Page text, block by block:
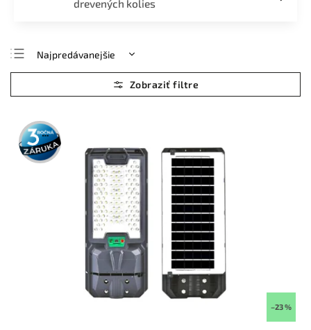
drevených kolies
Najpredávanejšie
Najlacnejšie
Najdrahšie
Abecedne
3 roky
záruka
–23 %